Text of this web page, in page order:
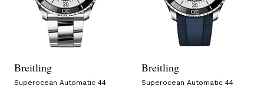
Breitling
Superocean Automatic 44
Breitling
Superocean Automatic 44